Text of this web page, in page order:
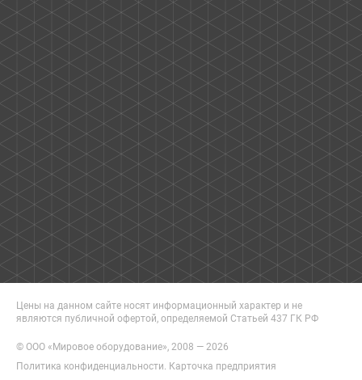
Цены на данном сайте носят информационный характер и не
являются публичной офертой, определяемой Статьей 437 ГК РФ
© ООО «Мировое оборудование», 2008 — 2026
Политика конфиденциальности Карточка предприятия